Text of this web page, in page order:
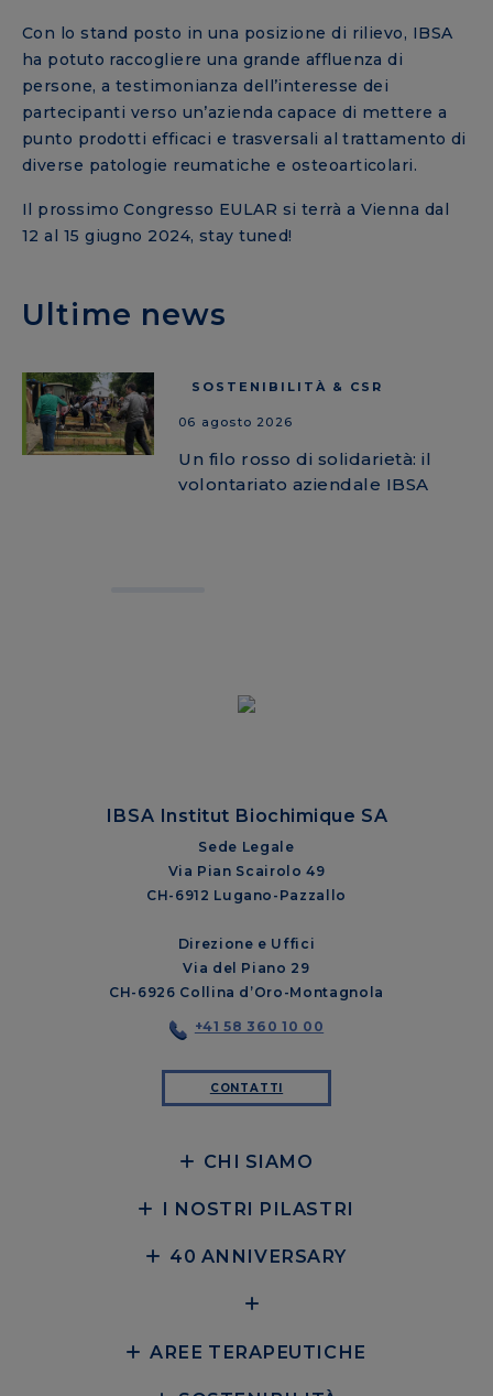
Con lo stand posto in una posizione di rilievo, IBSA
ha potuto raccogliere una grande affluenza di
persone, a testimonianza dell’interesse dei
partecipanti verso un’azienda capace di mettere a
punto prodotti efficaci e trasversali al trattamento di
diverse patologie reumatiche e osteoarticolari.
Il prossimo Congresso EULAR si terrà a Vienna dal
12 al 15 giugno 2024, stay tuned!
Ultime news
SOSTENIBILITÀ & CSR
06 agosto 2026
Un filo rosso di solidarietà: il
volontariato aziendale IBSA
IBSA Institut Biochimique SA
Sede Legale
Via Pian Scairolo 49
CH-6912 Lugano-Pazzallo
Direzione e Uffici
Via del Piano 29
CH-6926 Collina d’Oro-Montagnola
+41 58 360 10 00
CONTATTI
CHI SIAMO
I NOSTRI PILASTRI
40 ANNIVERSARY
AREE TERAPEUTICHE